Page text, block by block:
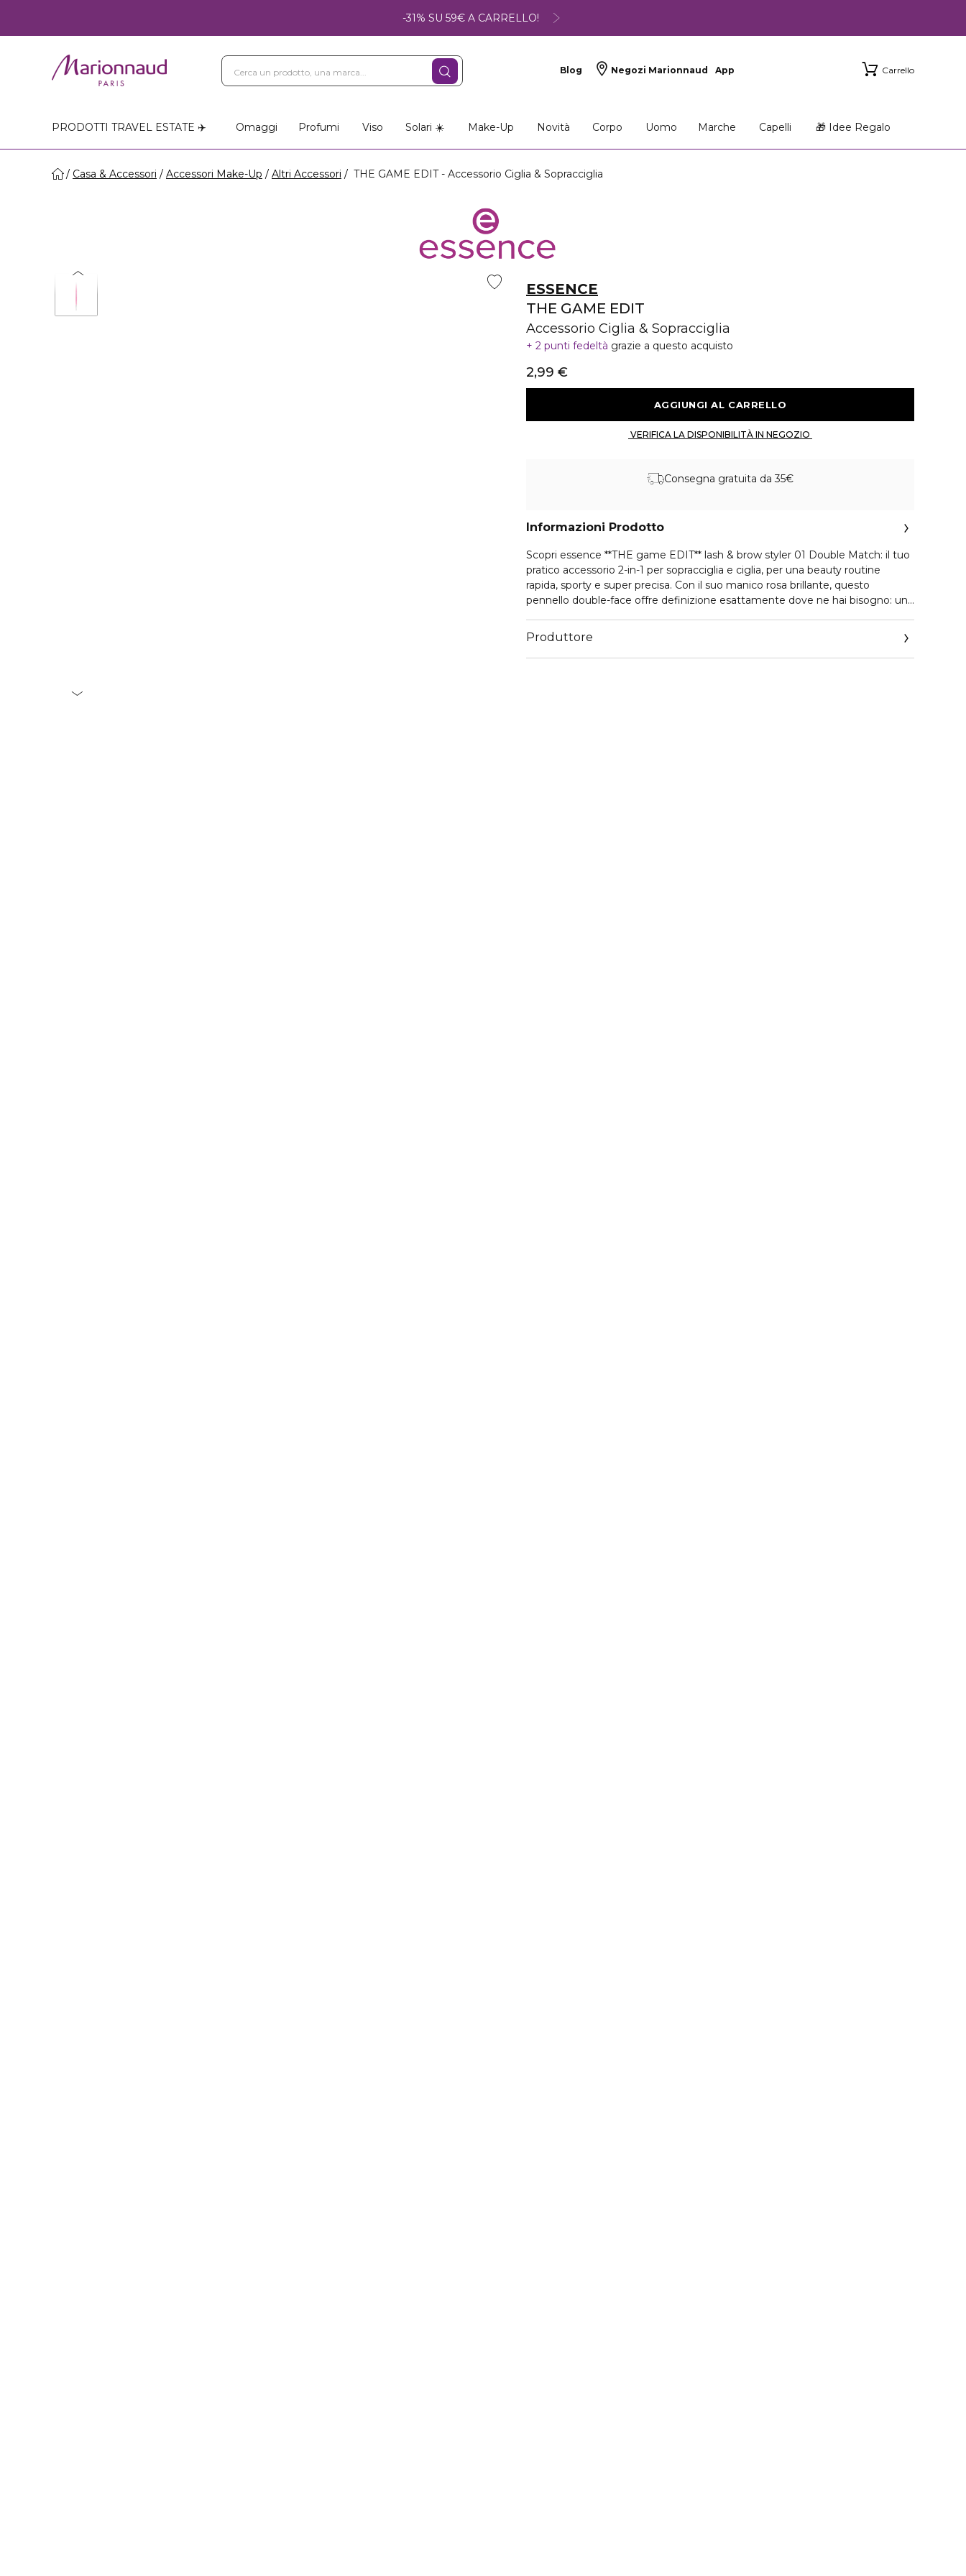
-31% SU 59€ A CARRELLO!
Blog Negozi Marionnaud App Carrello
PRODOTTI TRAVEL ESTATE ✈️ Omaggi Profumi Viso Solari ☀️ Make-Up Novità Corpo Uomo Marche Capelli 🎁 Idee Regalo
Casa & Accessori Accessori Make-Up Altri Accessori THE GAME EDIT - Accessorio Ciglia & Sopracciglia
ESSENCE
THE GAME EDIT
Accessorio Ciglia & Sopracciglia
2 punti fedeltà grazie a questo acquisto
2,99 €
Consegna gratuita da 35€
Informazioni Prodotto
Scopri essence **THE game EDIT** lash & brow styler 01 Double Match: il tuo
pratico accessorio 2-in-1 per sopracciglia e ciglia, per una beauty routine
rapida, sporty e super precisa. Con il suo manico rosa brillante, questo
pennello double-face offre definizione esattamente dove ne hai bisogno: un
in silicone per separare e perfezionare le ciglia. Che tu punti a sopracciglia
pulite e definite o a ciglia naturalmente separate, questo styler versatile
regala controllo perfetto per ogni fase del tuo look.
Produttore